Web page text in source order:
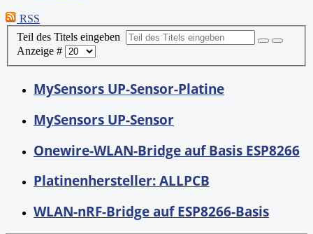
RSS
Teil des Titels eingeben
Anzeige #
MySensors UP-Sensor-Platine
MySensors UP-Sensor
Onewire-WLAN-Bridge auf Basis ESP8266
Platinenhersteller: ALLPCB
WLAN-nRF-Bridge auf ESP8266-Basis